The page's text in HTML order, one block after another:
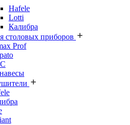
Hafele
Lotti
Калибра
столовых приборов
Prof